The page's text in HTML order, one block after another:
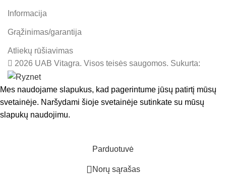
Informacija
Grąžinimas/garantija
Atliekų rūšiavimas
2026 UAB Vitagra. Visos teisės saugomos. Sukurta:
Mes naudojame slapukus, kad pagerintume jūsų patirtį mūsų
svetainėje. Naršydami šioje svetainėje sutinkate su mūsų
slapukų naudojimu.
Parduotuvė
Norų sąrašas